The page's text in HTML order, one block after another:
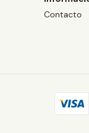
Contacto